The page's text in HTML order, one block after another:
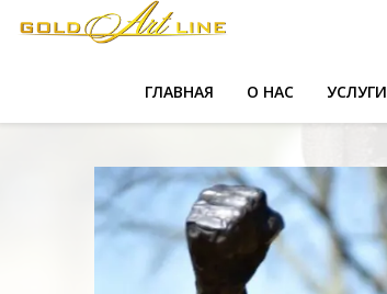
ГЛАВНАЯ О НАС УСЛУГИ